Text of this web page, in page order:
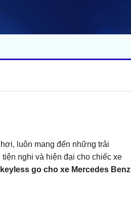
luôn mang đến những trải
nghi và hiện đại cho chiếc xe
go cho xe Mercedes Benz